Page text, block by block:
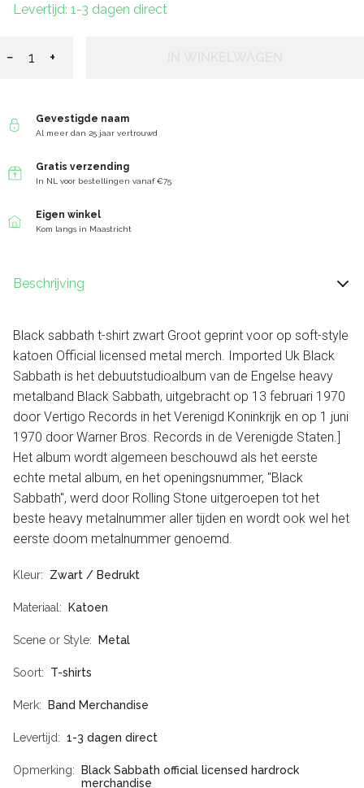
Levertijd: 1-3 dagen direct
− +
Gevestigde naam
Al meer dan 25 jaar vertrouwd
Gratis verzending
In NL voor bestellingen vanaf €75
Eigen winkel
Kom langs in Maastricht
Beschrijving
Black sabbath t-shirt zwart Groot geprint voor op soft-style
katoen Official licensed metal merch. Imported Uk Black
Sabbath is het debuutstudioalbum van de Engelse heavy
metalband Black Sabbath, uitgebracht op 13 februari 1970
door Vertigo Records in het Verenigd Koninkrijk en op 1 juni
1970 door Warner Bros. Records in de Verenigde Staten.]
Het album wordt algemeen beschouwd als het eerste
echte metal album, en het openingsnummer, "Black
Sabbath", werd door Rolling Stone uitgeroepen tot het
beste heavy metalnummer aller tijden en wordt ook wel het
eerste doom metalnummer genoemd.
Kleur Zwart / Bedrukt
Materiaal Katoen
Scene or Style Metal
Soort T-shirts
Merk Band Merchandise
Levertijd 1-3 dagen direct
Opmerking
Black Sabbath official licensed hardrock
merchandise